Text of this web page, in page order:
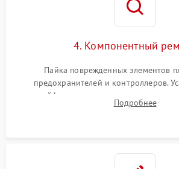
4. Компонентный
Пайка поврежденных элементов
предохранителей и контроллеров.
шлейфов, дисплея, механизма
автофокуса. Восстановление геометрии
Подробнее